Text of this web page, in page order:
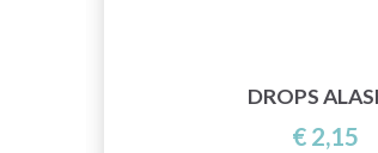
DROPS
€ 2,15